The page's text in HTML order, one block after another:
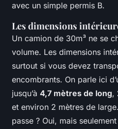
avec un simple permis B.
Les dimensions
Un camion de 30m³ ne se
volume. Les dimensions
surtout si vous devez
encombrants. On parle ici
jusqu’à 4,7 mètres de long,
et environ 2 mètres de
passe ? Oui, mais